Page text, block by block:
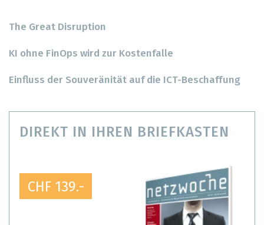
The Great Disruption
KI ohne FinOps wird zur Kostenfalle
Einfluss der Souveränität auf die ICT-Beschaffung
DIREKT IN IHREN BRIEFKASTEN
CHF 139.-